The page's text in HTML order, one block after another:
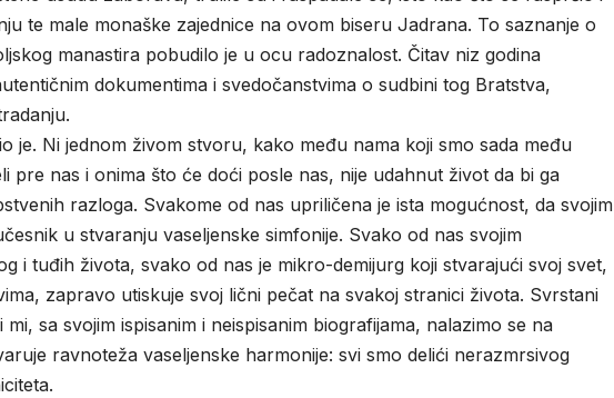
te male monaške zajednice na ovom biseru Jadrana. To saznanje o
manastira pobudilo je u ocu radoznalost. Čitav niz godina
dokumentima i svedočanstvima o sudbini tog Bratstva,
je. Ni jednom živom stvoru, kako među nama koji smo sada među
pre nas i onima što će doći posle nas, nije udahnut život da bi ga
razloga. Svakome od nas upriličena je ista mogućnost, da svojim
u stvaranju vaseljenske simfonije. Svako od nas svojim
i tuđih života, svako od nas je mikro-demijurg koji stvarajući svoj svet,
zapravo utiskuje svoj lični pečat na svakoj stranici života. Svrstani
sa svojim ispisanim i neispisanim biografijama, nalazimo se na
ravnoteža vaseljenske harmonije: svi smo delići nerazmrsivog